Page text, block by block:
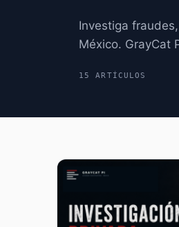
Investiga
México. GrayCat
15 ARTÍCULOS